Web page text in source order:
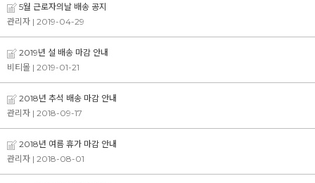
5월 근로자의날 배송 공지
관리자 | 2019-04-29
2019년 설 배송 마감 안내
비티몰 | 2019-01-21
2018년 추석 배송 마감 안내
관리자 | 2018-09-17
2018년 여름 휴가 마감 안내
관리자 | 2018-08-01